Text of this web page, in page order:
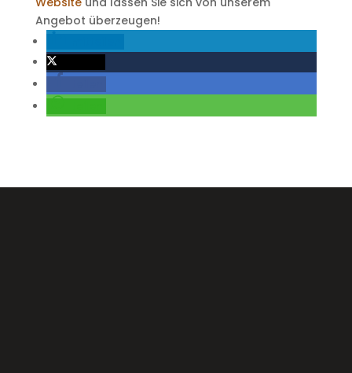
Angebot überzeugen!